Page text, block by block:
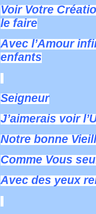
Voir Votre
le faire
Avec l’Amour
enfants
Seigneur
J’aimerais voir
Notre bonne
Comme Vous
Avec des yeux